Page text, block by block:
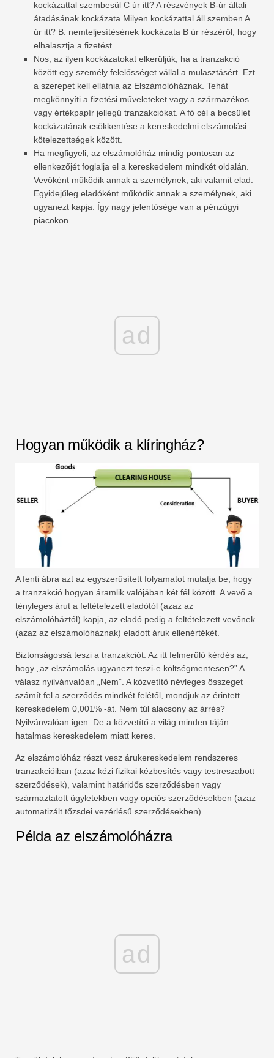
kockázattal szembesül C úr itt? A részvények B-úr általi
átadásának kockázata Milyen kockázattal áll szemben A
úr itt? B. nemteljesítésének kockázata B úr részéről, hogy
elhalasztja a fizetést.
Nos, az ilyen kockázatokat elkerüljük, ha a tranzakció
között egy személy felelősséget vállal a mulasztásért. Ezt
a szerepet kell ellátnia az Elszámolóháznak. Tehát
megkönnyíti a fizetési műveleteket vagy a származékos
vagy értékpapír jellegű tranzakciókat. A fő cél a becsület
kockázatának csökkentése a kereskedelmi elszámolási
kötelezettségek között.
Ha megfigyeli, az elszámolóház mindig pontosan az
ellenkezőjét foglalja el a kereskedelem mindkét oldalán.
Vevőként működik annak a személynek, aki valamit elad.
Egyidejűleg eladóként működik annak a személynek, aki
ugyanezt kapja. Így nagy jelentősége van a pénzügyi
piacokon.
ad
Hogyan működik a klíringház?
A fenti ábra azt az egyszerűsített folyamatot mutatja be, hogy
a tranzakció hogyan áramlik valójában két fél között. A vevő a
tényleges árut a feltételezett eladótól (azaz az
elszámolóháztól) kapja, az eladó pedig a feltételezett vevőnek
(azaz az elszámolóháznak) eladott áruk ellenértékét.
Biztonságossá teszi a tranzakciót. Az itt felmerülő kérdés az,
hogy „az elszámolás ugyanezt teszi-e költségmentesen?” A
válasz nyilvánvalóan „Nem”. A közvetítő névleges összeget
számít fel a szerződés mindkét felétől, mondjuk az érintett
kereskedelem 0,001% -át. Nem túl alacsony az árrés?
Nyilvánvalóan igen. De a közvetítő a világ minden táján
hatalmas kereskedelem miatt keres.
Az elszámolóház részt vesz árukereskedelem rendszeres
tranzakcióiban (azaz kézi fizikai kézbesítés vagy testreszabott
szerződések), valamint határidős szerződésben vagy
származtatott ügyletekben vagy opciós szerződésekben (azaz
automatizált tőzsdei vezérlésű szerződésekben).
Példa az elszámolóházra
ad